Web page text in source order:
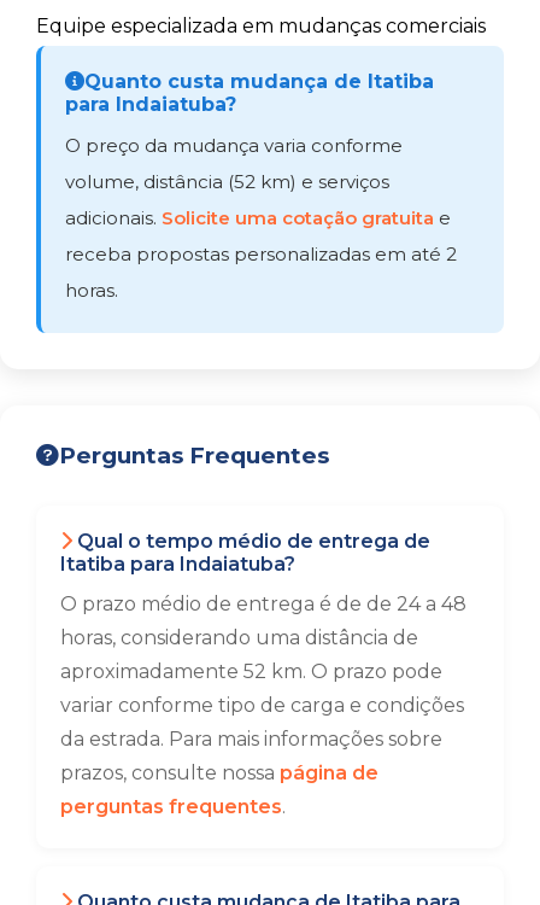
Equipe especializada em mudanças comerciais
Quanto custa mudança de Itatiba
para Indaiatuba?
O preço da mudança varia conforme
volume, distância (52 km) e serviços
adicionais. Solicite uma cotação gratuita e
receba propostas personalizadas em até 2
horas.
Perguntas Frequentes
Qual o tempo médio de entrega de
Itatiba para Indaiatuba?
O prazo médio de entrega é de de 24 a 48
horas, considerando uma distância de
aproximadamente 52 km. O prazo pode
variar conforme tipo de carga e condições
da estrada. Para mais informações sobre
prazos, consulte nossa página de
perguntas frequentes.